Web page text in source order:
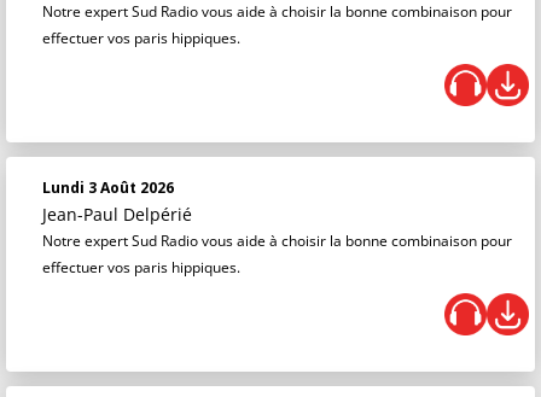
Notre expert Sud Radio vous aide à choisir la bonne combinaison pour
effectuer vos paris hippiques.
Lundi 3 Août 2026
Jean-Paul Delpérié
Notre expert Sud Radio vous aide à choisir la bonne combinaison pour
effectuer vos paris hippiques.